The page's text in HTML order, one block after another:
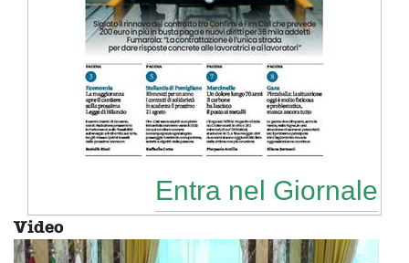
Entra nel Giornale
Video